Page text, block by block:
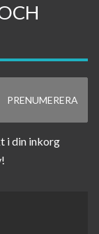
i din inkorg